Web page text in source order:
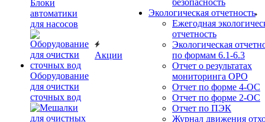
Блоки
автоматики
для насосов
Оборудование
для очистки
сточных вод
Акции
Экологическая отчетность
Ежегодная
отчетность
Экологическая
по формам 6.1-6.3
Отчет о результатах
мониторинга ОРО
Отчет по форме 4-ОС
Отчет по форме 2-ОС
Отчет по ПЭК
Журнал движения